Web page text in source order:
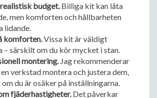
budget.Billiga kit kan låta
men komforten och hållbarheten
lidande.
komforten.Vissa kit är väldigt
– särskilt om du kör mycket i stan.
montering.Jag rekommenderar
verkstad montera och justera dem,
du är osäker på inställningarna.
fjäderhastigheter.Det påverkar